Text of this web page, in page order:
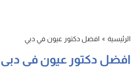
الرئيسية » افضل دكتور عيون في دبي
افضل دكتور عيون في دبي